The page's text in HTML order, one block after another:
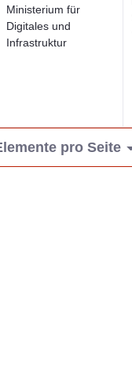
Ministerium für
Digitales und
Infrastruktur
pro Seite